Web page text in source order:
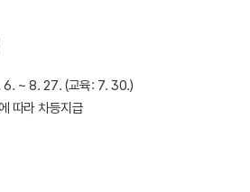
~ 8. 27. (교육: 7. 30.)
따라 차등지급